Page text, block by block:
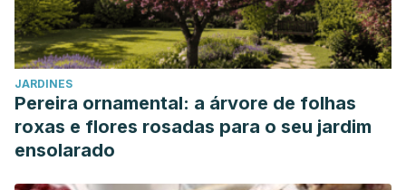
JARDINES
Pereira ornamental: a árvore de folhas
roxas e flores rosadas para o seu jardim
ensolarado